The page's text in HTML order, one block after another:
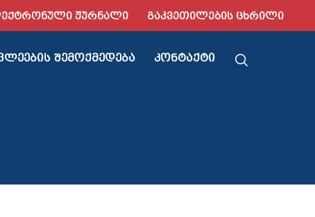
ᲟᲣᲠᲜᲐᲚᲘ ᲒᲐᲙᲕᲔᲗᲘᲚᲔᲑᲘᲡ ᲪᲮᲠᲘᲚᲘ
ᲨᲔᲛᲝᲥᲛᲔᲓᲔᲑᲐ ᲙᲝᲜᲢᲐᲥᲢᲘ